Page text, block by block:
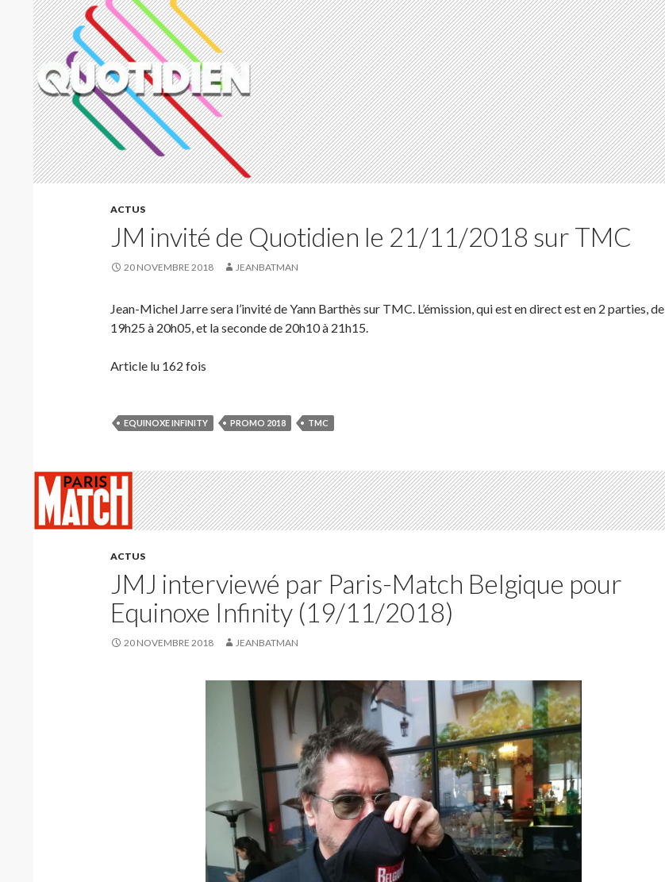
ACTUS
JM invité de Quotidien le 21/11/2018 sur TMC
20 NOVEMBRE 2018 JEANBATMAN
Jean-Michel Jarre sera l’invité de Yann Barthès sur TMC. L’émission, qui est en direct est en 2 parties, de
19h25 à 20h05, et la seconde de 20h10à 21h15.
Article lu 162 fois
EQUINOXE INFINITY PROMO 2018 TMC
ACTUS
JMJ interviewé par Paris-Match Belgique pour
Equinoxe Infinity (19/11/2018)
20 NOVEMBRE 2018 JEANBATMAN